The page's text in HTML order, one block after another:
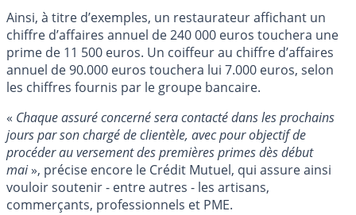
Ainsi, à titre d’exemples, un restaurateur affichant un
chiffre d’affaires annuel de 240 000 euros touchera une
prime de 11 500 euros. Un coiffeur au chiffre d’affaires
annuel de 90.000 euros touchera lui 7.000 euros, selon
les chiffres fournis par le groupe bancaire.
« Chaque assuré concerné sera contacté dans les prochains
jours par son chargé de clientèle, avec pour objectif de
procéder au versement des premières primes dès début
mai», précise encore le Crédit Mutuel, qui assure ainsi
vouloir soutenir - entre autres - les artisans,
commerçants, professionnels et PME.